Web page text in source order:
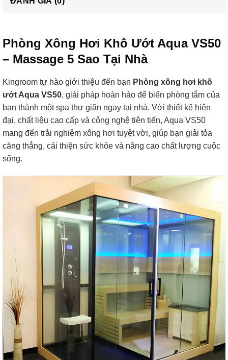
Phòng Xông Hơi Khô Ướt Aqua VS50
– Massage 5 Sao Tại Nhà
Kingroom tự hào giới thiệu đến bạn Phòng xông hơi khô
ướt Aqua VS50, giải pháp hoàn hảo để biến phòng tắm của
bạn thành một spa thư giãn ngay tại nhà. Với thiết kế hiện
đại, chất liệu cao cấp và công nghệ tiên tiến, Aqua VS50
mang đến trải nghiệm xông hơi tuyệt vời, giúp bạn giải tỏa
căng thẳng, cải thiện sức khỏe và nâng cao chất lượng cuộc
sống.